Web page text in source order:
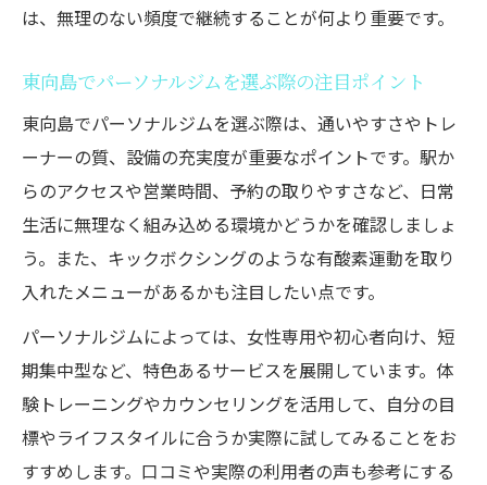
解説
になる理由
東向島エリアで選ぶジムのアクセスと営業
時間の重要性
女性に優しいパーソナルジムの雰囲気やサ
ービス紹介
初心者でも無理なく続くジム選びのコツと
比較ポイント
パーソナルジムの体験利用で分かる選び方
のポイント
女性向けトレーニングが充実する墨田区の魅力
墨田区で女性に人気のパーソナルジムの特
は、無理のない頻度で継続することが何より重要です。
東向島でパーソナルジムを選ぶ際の注目ポイント
東向島でパーソナルジムを選ぶ際は、通いやすさやトレ
ーナーの質、設備の充実度が重要なポイントです。駅か
らのアクセスや営業時間、予約の取りやすさなど、日常
生活に無理なく組み込める環境かどうかを確認しましょ
う。また、キックボクシングのような有酸素運動を取り
入れたメニューがあるかも注目したい点です。
パーソナルジムによっては、女性専用や初心者向け、短
期集中型など、特色あるサービスを展開しています。体
験トレーニングやカウンセリングを活用して、自分の目
標やライフスタイルに合うか実際に試してみることをお
すすめします。口コミや実際の利用者の声も参考にする